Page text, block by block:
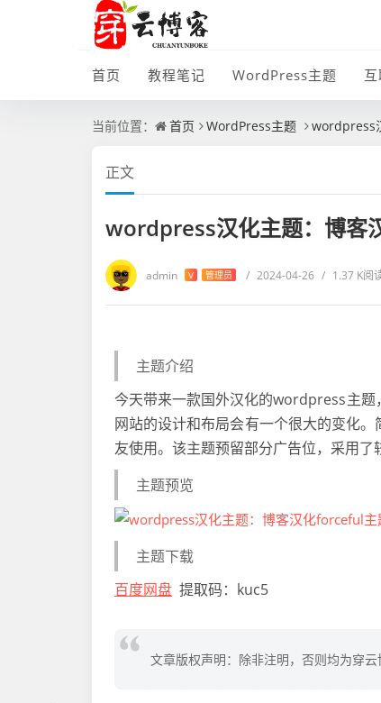
首页 教程笔记 WordPress主题
当前位置： 首页 WordPress主题 wordpress
正文
wordpress汉化主题：博客
admin V 管理员 / 2024-04-26 / 1.37 K阅
主题介绍
今天带来一款国外汉化的wordpress主题
网站的设计和布局会有一个很大的变化
友使用。该主题预留部分广告位，采用了
主题预览
主题下载
百度网盘 提取码：kuc5
文章版权声明：除非注明，否则均为穿